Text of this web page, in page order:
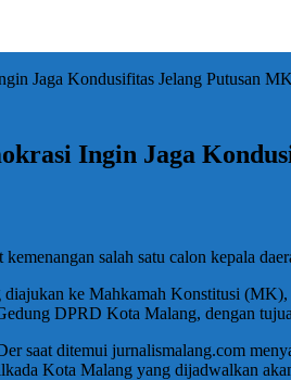
Jaga Kondusifitas Jelang Putusan MK
Ingin Jaga
salah satu calon kepala
ke Mahkamah Konstitusi
DPRD Kota Malang, dengan
saat ditemui jurnalismalang.com
Kota Malang yang dijadwalkan